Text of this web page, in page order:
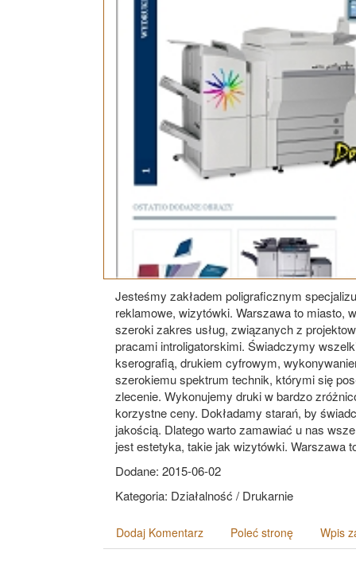
Jesteśmy zakładem poligraficznym
reklamowe, wizytówki. Warszawa to miasto,
szeroki zakres usług, związanych z
pracami introligatorskimi. Świadczymy
kserografią, drukiem cyfrowym,
szerokiemu spektrum technik, którymi się
zlecenie. Wykonujemy druki w bardzo
korzystne ceny. Dokładamy starań, by
jakością. Dlatego warto zamawiać u nas
jest estetyka, takie jak wizytówki. Warszawa
Dodane: 2015-06-02
Kategoria: Działalność / Drukarnie
Dodaj Komentarz Poleć stronę Wpis